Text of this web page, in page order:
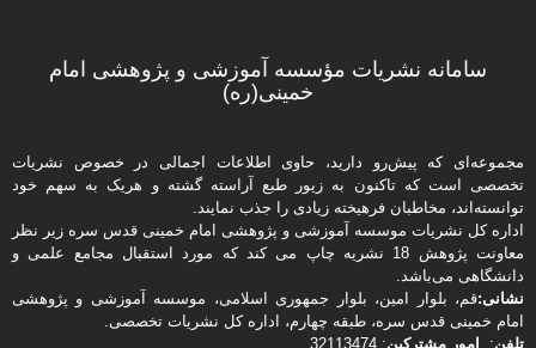
سامانه نشریات مؤسسه آموزشی و پژوهشی امام
خمینی(ره)
مجموعه‌ای که پیش‌رو دارید،‌ حاوی اطلاعات اجمالی در خصوص نشریات
تخصصی است که تاکنون به زیور طبع آراسته گشته و هریک به سهم خود
توانسته‌اند، مخاطبان فرهیخته‌ زیادی را جذب نمایند.
اداره كل نشریات موسسه آموزشی و پژوهشی امام خمینی قدس سره زیر نظر
معاونت پژوهش 18 نشریه چاپ می کند که مورد استقبال مجامع علمی و
دانشگاهی می‌باشد.
نشانی:قم، بلوار امین، بلوار جمهوری اسلامی، موسسه آموزشی و پژوهشی
امام خمینی قدس سره، طبقه چهارم، اداره كل نشریات تخصصی.
تلفن: امور مشتركین: 32113474